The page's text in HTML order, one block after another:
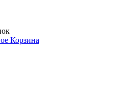
Корзина